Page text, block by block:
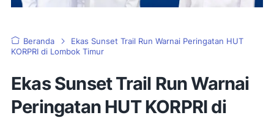
Beranda
Ekas Sunset Trail Run Warnai Peringatan HUT
KORPRI di Lombok Timur
Ekas Sunset Trail Run Warnai
Peringatan HUT KORPRI di